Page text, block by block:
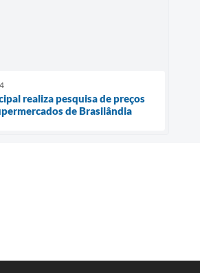
realiza pesquisa de preços
de Brasilândia